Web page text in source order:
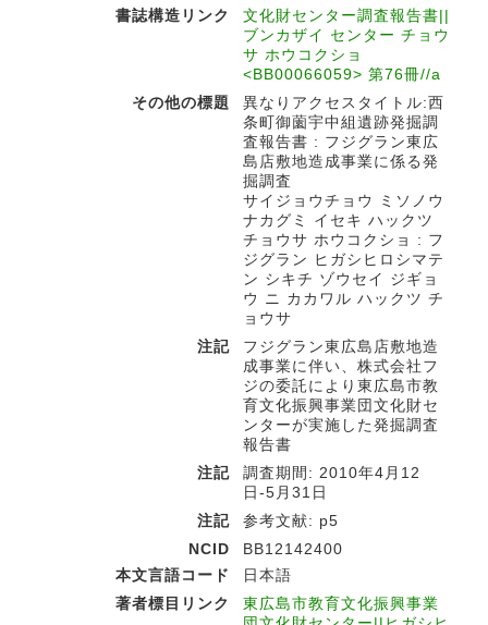
書誌構造リンク
文化財センター調査報告書||
ブンカザイ センター チョウ
サ ホウコクショ
<BB00066059> 第76冊//a
その他の標題
異なりアクセスタイトル:西
条町御薗宇中組遺跡発掘調
査報告書 : フジグラン東広
島店敷地造成事業に係る発
掘調査
サイジョウチョウ ミソノウ
ナカグミ イセキ ハックツ
チョウサ ホウコクショ : フ
ジグラン ヒガシヒロシマテ
ン シキチ ゾウセイ ジギョ
ウ ニ カカワル ハックツ チ
ョウサ
注記
フジグラン東広島店敷地造
成事業に伴い、株式会社フ
ジの委託により東広島市教
育文化振興事業団文化財セ
ンターが実施した発掘調査
報告書
注記
調査期間: 2010年4月12
日-5月31日
注記
参考文献: p5
NCID
BB12142400
本文言語コード
日本語
著者標目リンク
東広島市教育文化振興事業